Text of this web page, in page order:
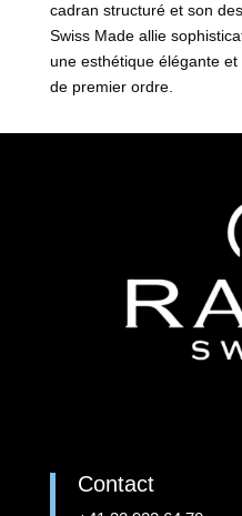
cadran structuré et son
Swiss Made allie
une esthétique élégante
de premier ordre.
Contact